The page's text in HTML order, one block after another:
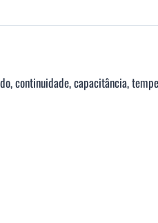
continuidade, capacitância,